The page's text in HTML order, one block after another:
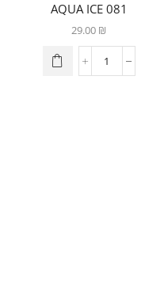
081 AQUA ICE
29.00 ₪